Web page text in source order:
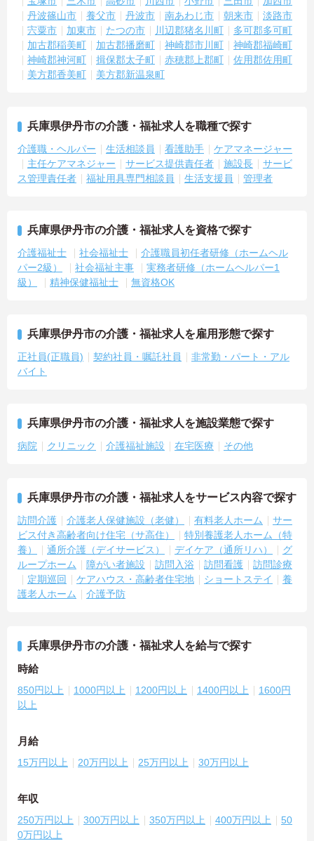
丹波篠山市
養父市 丹波市 南あわじ市 朝来市
淡路市
宍粟市
加東市 たつの市 川辺郡猪名川町
多可郡多可町
加古郡稲美町
加古郡播磨町 神崎郡市川町
神崎郡福崎町
神崎郡神河町
揖保郡太子町 赤穂郡上郡町
佐用郡佐用町
美方郡香美町
美方郡新温泉町
兵庫県伊丹市の介護・福祉求人を職種で探す
介護職・ヘルパー 生活相談員 看護助手
ケアマネージャー
主任ケアマネジャー
サービス提供責任者 施設長
サービ
ス管理責任者
福祉用具専門相談員 生活支援員 管理者
兵庫県伊丹市の介護・福祉求人を資格で探す
介護福祉士 社会福祉士
介護職員初任者研修（ホームヘル
パー2級）
社会福祉主事
実務者研修（ホームヘルパー1
級）
精神保健福祉士 無資格OK
兵庫県伊丹市の介護・福祉求人を雇用形態で探す
正社員(正職員) 契約社員・嘱託社員
非常勤・パート・アル
バイト
兵庫県伊丹市の介護・福祉求人を施設業態で探す
病院 クリニック 介護福祉施設 在宅医療 その他
兵庫県伊丹市の介護・福祉求人をサービス内容で探す
訪問介護 介護老人保健施設（老健） 有料老人ホーム
サー
ビス付き高齢者向け住宅（サ高住）
特別養護老人ホーム（特
養）
通所介護（デイサービス） デイケア（通所リハ）
グ
ループホーム
障がい者施設 訪問入浴 訪問看護
訪問診療
定期巡回
ケアハウス・高齢者住宅地 ショートステイ
養
護老人ホーム
介護予防
兵庫県伊丹市の介護・福祉求人を給与で探す
時給
850円以上 1000円以上 1200円以上 1400円以上
1600円
以上
月給
15万円以上 20万円以上 25万円以上 30万円以上
年収
250万円以上 300万円以上 350万円以上 400万円以上
50
0万円以上